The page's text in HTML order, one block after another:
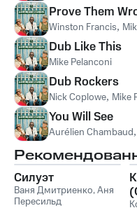
Prove Them
Winston Francis,
Dub Like This
Mike Pelanconi
Dub Rockers
Nick Coplowe, Mike
You Will See
Aurélien Chambaud,
Силуэт
Ваня Дмитриенко,Аня
Пересильд